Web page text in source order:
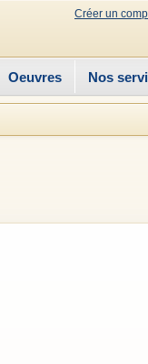
Créer un
Oeuvres Nos